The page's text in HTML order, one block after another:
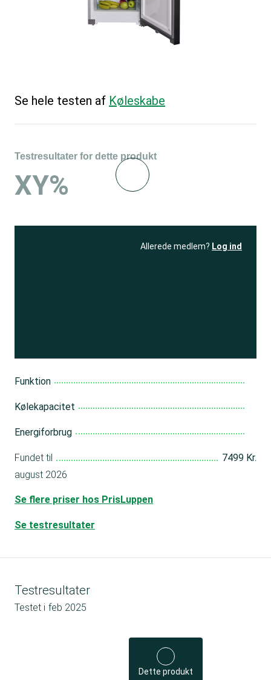
Se hele testen af Køleskabe
Testresultater for dette produkt
XY%
Allerede medlem? Log ind
Funktion
Kølekapacitet
Energiforbrug
Fundet til
7499 Kr.
august 2026
Se flere priser hos PrisLuppen
Se testresultater
Testresultater
Testet i feb 2025
Dette produkt